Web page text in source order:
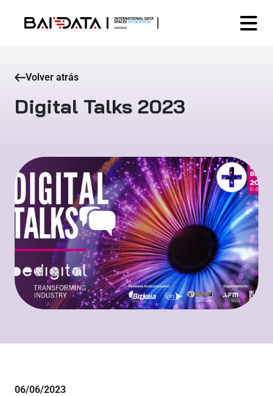
Volver atrás
Digital Talks 2023
06/06/2023